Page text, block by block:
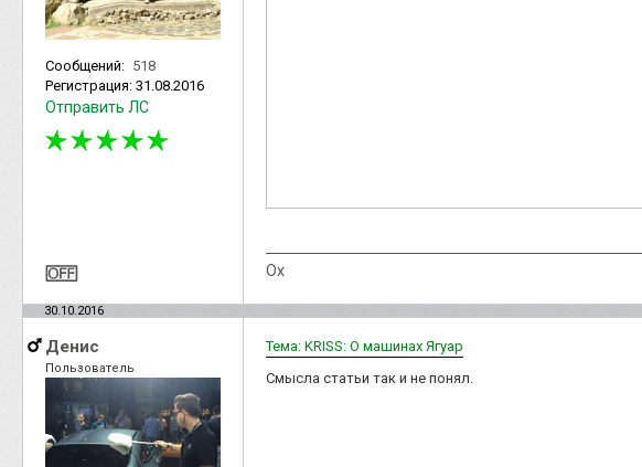
Сообщений: 518
Регистрация: 31.08.2016
Отправить ЛС
Ох
30.10.2016
Денис
Пользователь
Тема: KRISS: О машинах Ягуар
Смысла статьи так и не понял.